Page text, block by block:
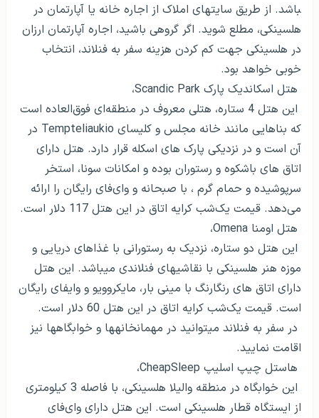
باشد. از طریق سایت­های املاک از اجاره خانه یا آپارتمان در
هلسینکی، مطلع شوید. اگر گروهی باشید، اجاره آپارتمان ارزان
در هلسینکی جهت کم کردن هزینه سفر به فنلاند، انتخاب
خوبی خواهد بود.
هتل اسکاندیک پارک Scandic Park،
این هتل 4 ستاره، هتلی معروف در
منطقه‌ای فوق‌العاده است
که بناهایی مانند خانه مجلس و کلیسای Tempteliaukio در
آن است و در نزدیکی پارک های اسکله قرار دارد. هتل دارای
اتاق های باشکوه و رستوران بوده و امکانات سونا، استخر
سرپوشیده و حمام گرم ، با صبحانه و وای‌فای رایگان را ارائه
می‌دهد. قیمت یک‌شب کرایه اتاق در این هتل 117 دلار است.
هتل اومنا Omena،
این هتل دو ستاره، نزدیک به رستورانی با غذاهای دریایی و
موزه هنر هلسینکی با نقاشی­های فنلاندی می­باشد. این هتل
دارای اتاق های رنگارنگ با مینی بار، مایکروویو و وایفای رایگان
است. قیمت یک‌شب کرایه اتاق در این هتل 60 دلار است.
در سفر به فنلاند می­توانید در مهمانخانه­ها و خوابگاه­ها نیز
اقامت نمایید.
هاستل چیپ اسلیپ CheapSleep،
این خوابگاه در منطقه والیلا هلسینکی، با فاصله 3 کیلومتری
از ایستگاه قطار هلسینکی است. این هتل دارای وای‌فای